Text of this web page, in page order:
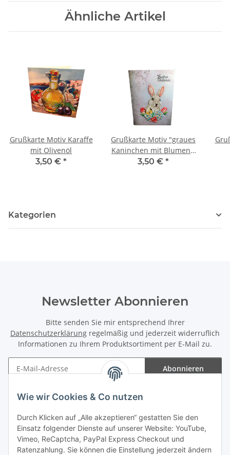
Wie wir Cookies & Co nutzen
Durch Klicken auf „Alle akzeptieren“ gestatten Sie den
Einsatz folgender Dienste auf unserer Website: YouTube,
Vimeo, ReCaptcha, PayPal Express Checkout und
Ratenzahlung. Sie können die Einstellung jederzeit ändern
Ähnliche Artikel
Grußkarte Motiv Karaffe
mit Olivenöl
3,50 € *
Grußkarte Motiv "graues
Kaninchen mit Blumen",
Schriftzug "Frohe
3,50 € *
Kategorien
Newsletter Abonnieren
Bitte senden Sie mir entsprechend Ihrer
Datenschutzerklärung regelmäßig und jederzeit widerruflich
Informationen zu Ihrem Produktsortiment per E-Mail zu.
Abonnieren
Gesetzliche Informationen